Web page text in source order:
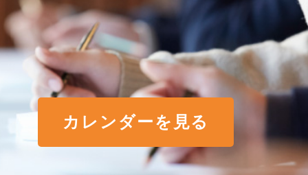
カレンダーを見る